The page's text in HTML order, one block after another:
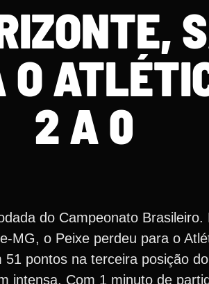
2 A 0
do Campeonato
MG, o Peixe perdeu para o
pontos na terceira posição
intensa. Com 1 minuto de